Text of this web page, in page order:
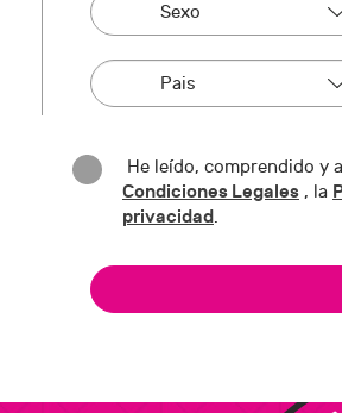
He leído, comprendido y
Condiciones Legales , la
privacidad.